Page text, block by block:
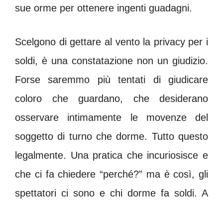
sue orme per ottenere ingenti guadagni.
Scelgono di gettare al vento la privacy per i
soldi, è una constatazione non un giudizio.
Forse saremmo più tentati di giudicare
coloro che guardano, che desiderano
osservare intimamente le movenze del
soggetto di turno che dorme. Tutto questo
legalmente. Una pratica che incuriosisce e
che ci fa chiedere “perché?” ma è così, gli
spettatori ci sono e chi dorme fa soldi. A